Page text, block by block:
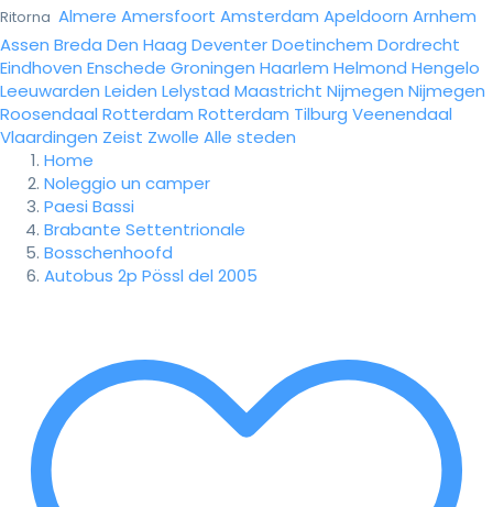
Ritorna Almere Amersfoort Amsterdam Apeldoorn Arnhem
Assen Breda Den Haag DeventerDoetinchem Dordrecht
Eindhoven Enschede Groningen Haarlem Helmond Hengelo
Leeuwarden Leiden Lelystad Maastricht Nijmegen Nijmegen
Roosendaal Rotterdam Rotterdam Tilburg Veenendaal
Vlaardingen Zeist Zwolle Alle steden
Home
Noleggio un camper
Paesi Bassi
Brabante Settentrionale
Bosschenhoofd
Autobus 2p Pössl del 2005